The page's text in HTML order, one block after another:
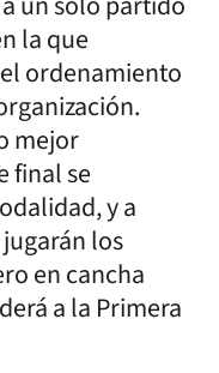
la que
ordenamiento
mejor
final se
y a
los
en cancha
a la Primera